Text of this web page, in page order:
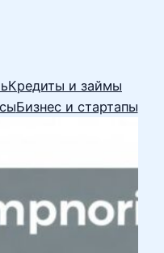
Кредиты и займы
Бизнес и стартапы